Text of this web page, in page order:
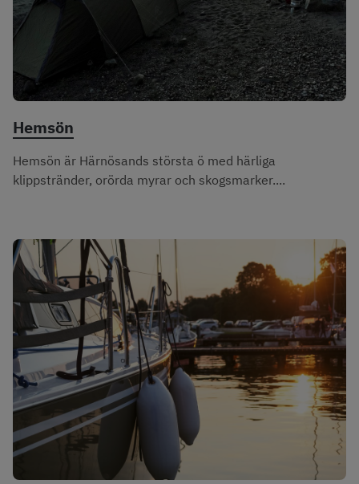
Hemsön
Hemsön är Härnösands största ö med härliga
klippstränder, orörda myrar och skogsmarker....